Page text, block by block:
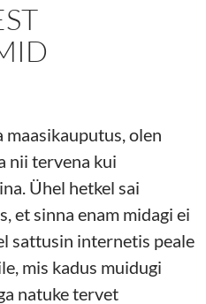
maasikauputus, olen
nii tervena kui
Ühel hetkel sai
et sinna enam midagi ei
sattusin internetis peale
mis kadus muidugi
natuke tervet